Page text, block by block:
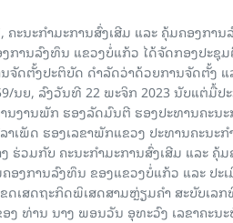
ະນະກໍາມະການສົ່ງເສີມ ແລະ ຄຸ້ມຄອງກາ
ງການລົງທຶນ ແຂວງບໍ່ແກ້ວ ໄດ້ຈັດກອງປະຊຸ
ດຕັ້ງປະຕິບັດ ດຳລັດວ່າດ້ວຍການຈັດຕັ້ງ
ນຍ, ລົງວັນທີ 22 ພະຈິກ 2023 ນັບແຕ່ມື້ປ
ງານພັກ ຮອງລັດມົນຕີ ຮອງປະທານຄະນ
ເພັດ ຮອງເລຂາພັກແຂວງ ປະທານຄະນະ
ຮ່ວມກັບ ຄະນະກໍາມະການສົ່ງເສີມ ແລະ
ອງການລົງທຶນ ຂອງແຂວງບໍ່ແກ້ວ ແລະ ປ
ເສດຖະກິດພິເສດສາມຫຼ່ຽມຄຳ ສະບັບເລ
ງ ທ່ານ ນາງ ພອນວັນ ອຸທະວົງ ເລຂາຄະ